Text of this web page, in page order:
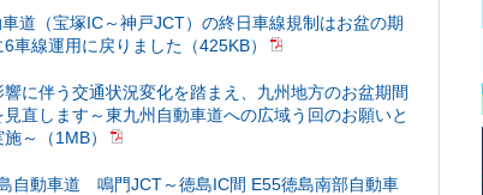
道（宝塚IC～神戸JCT）の終日車線規制はお盆の期
車線運用に戻りました（425KB）
に伴う交通状況変化を踏まえ、九州地方のお盆期間
直します～東九州自動車道への広域う回のお願いと
～（1MB）
自動車道 鳴門JCT～徳島IC間 E55徳島南部自動車